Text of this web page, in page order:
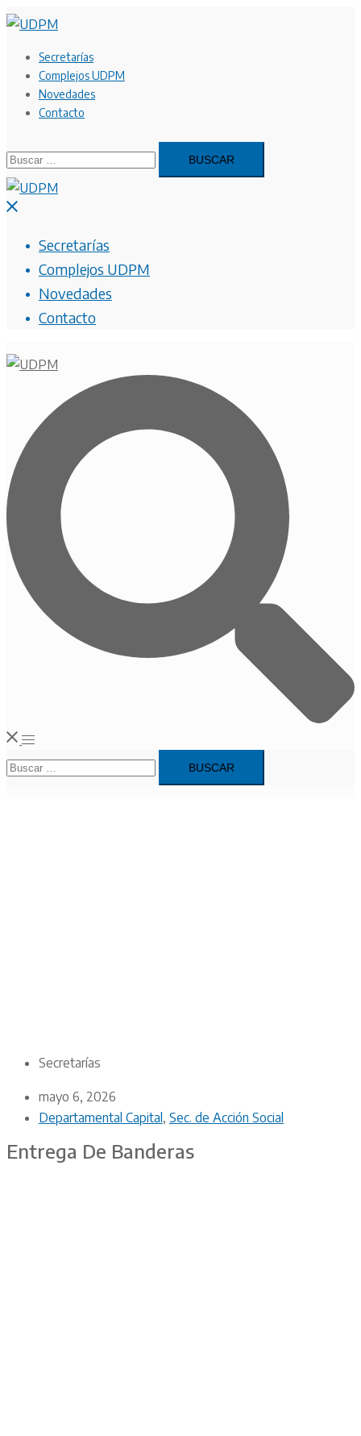
Saltar
contenidoSecretarías
Complejos UDPM
Novedades
Contacto
Buscar:
Cerrar
Secretarías
Complejos UDPM
Novedades
Contacto
Alternar
menú
Buscar:
Secretarías
mayo 6, 2026
Departamental Capital , Sec. de Acción Social
Entrega De Banderas